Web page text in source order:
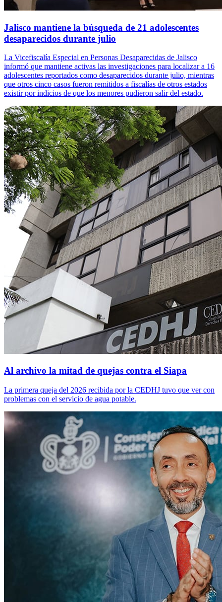
Jalisco mantiene la búsqueda de 21 adolescentes
desaparecidos durante julio
La Vicefiscalía Especial en Personas Desaparecidas de Jalisco
informó que mantiene activas las investigaciones para localizar a 16
adolescentes reportados como desaparecidos durante julio, mientras
que otros cinco casos fueron remitidos a fiscalías de otros estados
existir por indicios de que los menores pudieron salir del estado.
Al archivo la mitad de quejas contra el Siapa
La primera queja del 2026 recibida por la CEDHJ tuvo que ver con
problemas con el servicio de agua potable.